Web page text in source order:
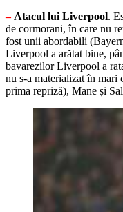
– Atacul lui Liverpool.
de cormorani, în care nu
fost unii abordabili
Liverpool a arătat bine,
bavarezilor Liverpool a
nu s-a materializat în mari
prima repriză), Mane și